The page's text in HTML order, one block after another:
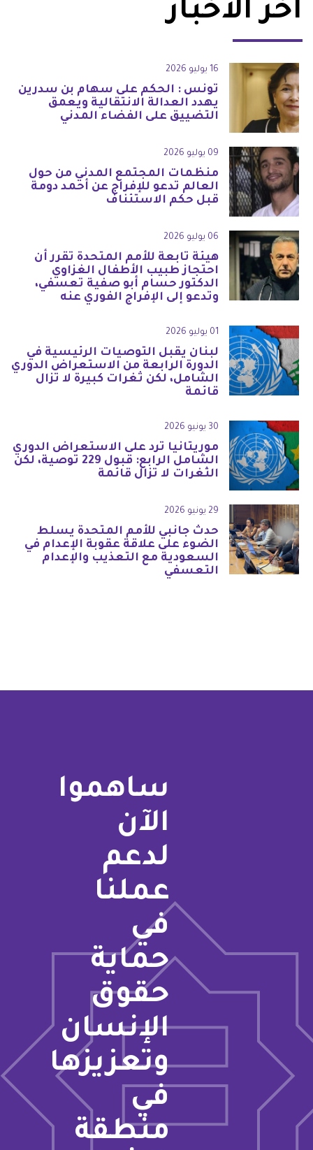
آخر الأخبار
16 يوليو 2026
تونس : الحكم على سهام بن سدرين
يهدد العدالة الانتقالية ويعمق
التضييق على الفضاء المدني
09 يوليو 2026
منظمات المجتمع المدني من حول
العالم تدعو للإفراج عن أحمد دومة
قبل حكم الاستئناف
06 يوليو 2026
هيئة تابعة للأمم المتحدة تقرر أن
احتجاز طبيب الأطفال الغزاوي
الدكتور حسام أبو صفية تعسفي،
وتدعو إلى الإفراج الفوري عنه
01 يوليو 2026
لبنان يقبل التوصيات الرئيسية في
الدورة الرابعة من الاستعراض الدوري
الشامل، لكن ثغرات كبيرة لا تزال
قائمة
30 يونيو 2026
موريتانيا ترد على الاستعراض الدوري
الشامل الرابع: قبول 229 توصية، لكن
الثغرات لا تزال قائمة
29 يونيو 2026
حدث جانبي للأمم المتحدة يسلط
الضوء على علاقة عقوبة الإعدام في
السعودية مع التعذيب والإعدام
التعسفي
ساهموا
الآن
لدعم
عملنا
في
حماية
حقوق
الإنسان
وتعزيزها
في
منطقة